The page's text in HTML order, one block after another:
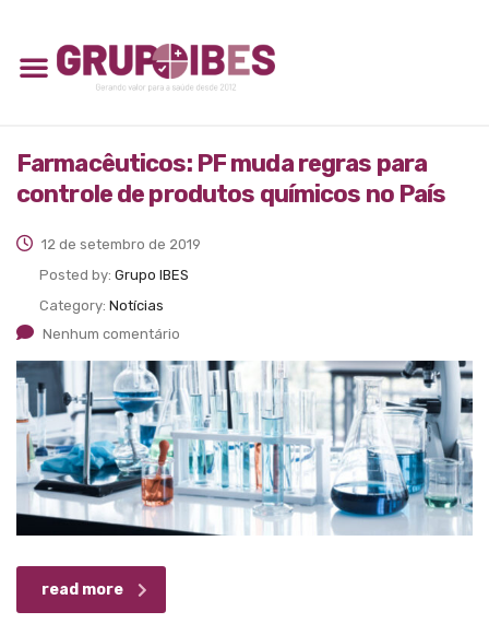
Farmacêuticos: PF muda regras para
controle de produtos químicos no País
12 de setembro de 2019
Posted by: Grupo IBES
Category: Notícias
Nenhum comentário
read more